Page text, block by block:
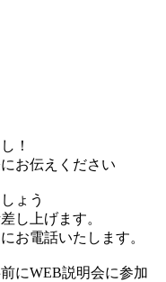
！
お伝えください
ょう
し上げます。
お電話いたします。
にWEB説明会に参加